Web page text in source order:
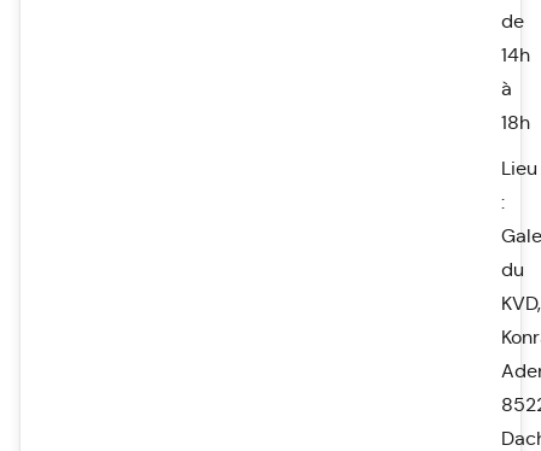
de
14h
à
18h
Lieu
:
du
KVD,